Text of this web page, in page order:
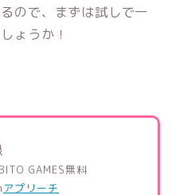
ので、まずは試しで一
ょうか！
GAMES無料
アプリーチ